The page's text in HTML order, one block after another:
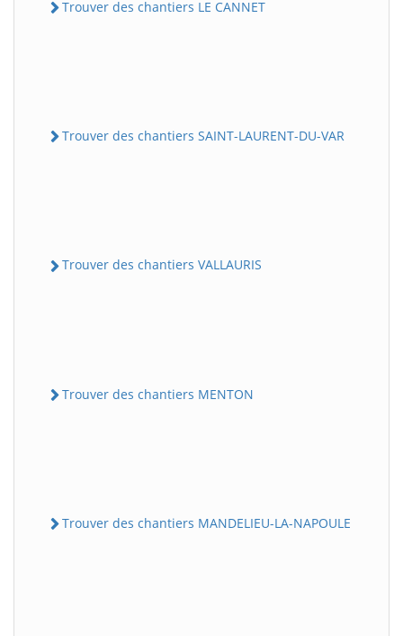
Trouver des chantiers LE CANNET
Trouver des chantiers SAINT-LAURENT-DU-VAR
Trouver des chantiers VALLAURIS
Trouver des chantiers MENTON
Trouver des chantiers MANDELIEU-LA-NAPOULE